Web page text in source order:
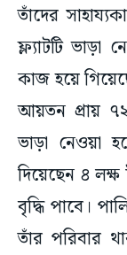
তাঁদের
ফ্ল্যাটটি ভাড়া
কাজ হয়ে
আয়তন প্রায়
ভাড়া নেওয়া
দিয়েছেন ৪
বৃদ্ধি পাবে।
তাঁর পরিবার